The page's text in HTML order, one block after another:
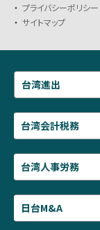
プライバシーポリシー
サイトマップ
台湾進出
台湾会計税務
台湾人事労務
日台M&A